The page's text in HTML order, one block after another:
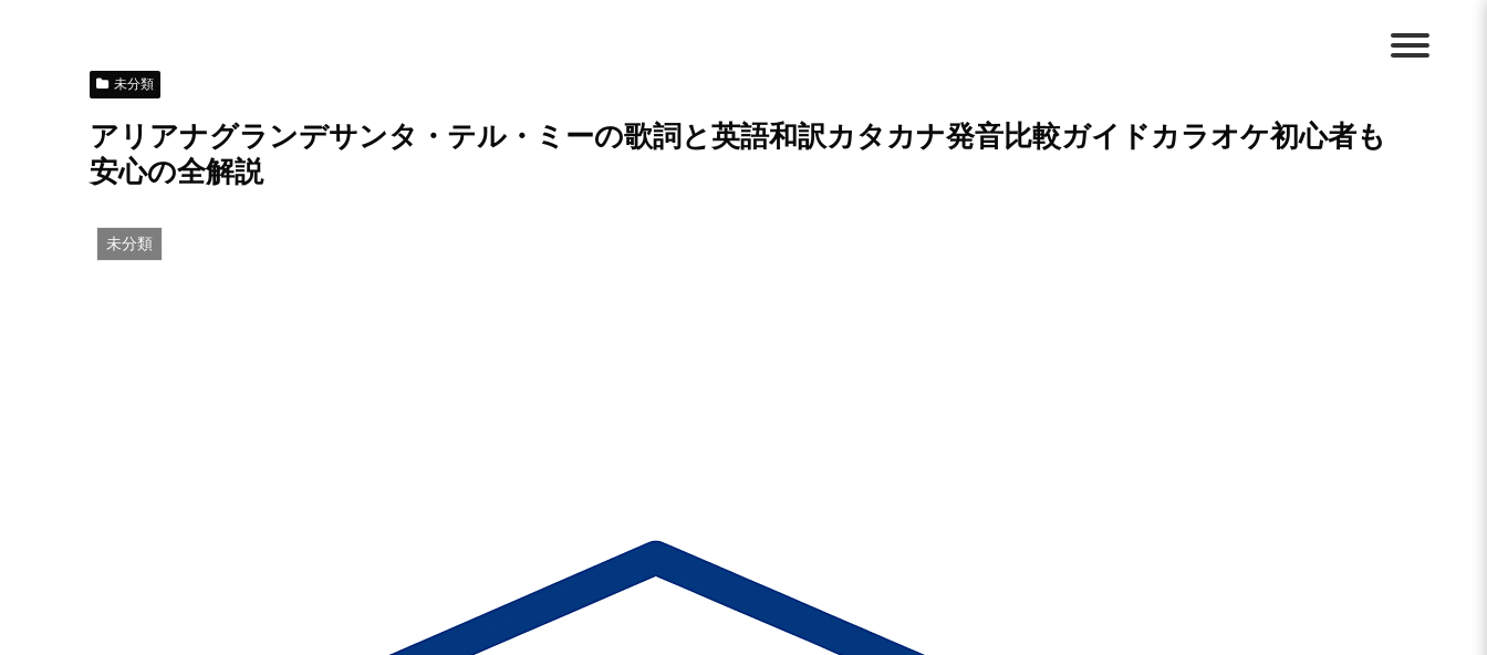
未分類
アリアナグランデサンタ・テル・ミーの歌詞と英語和訳カタカナ発音比較ガイドカラオケ初心者も
安心の全解説
未分類